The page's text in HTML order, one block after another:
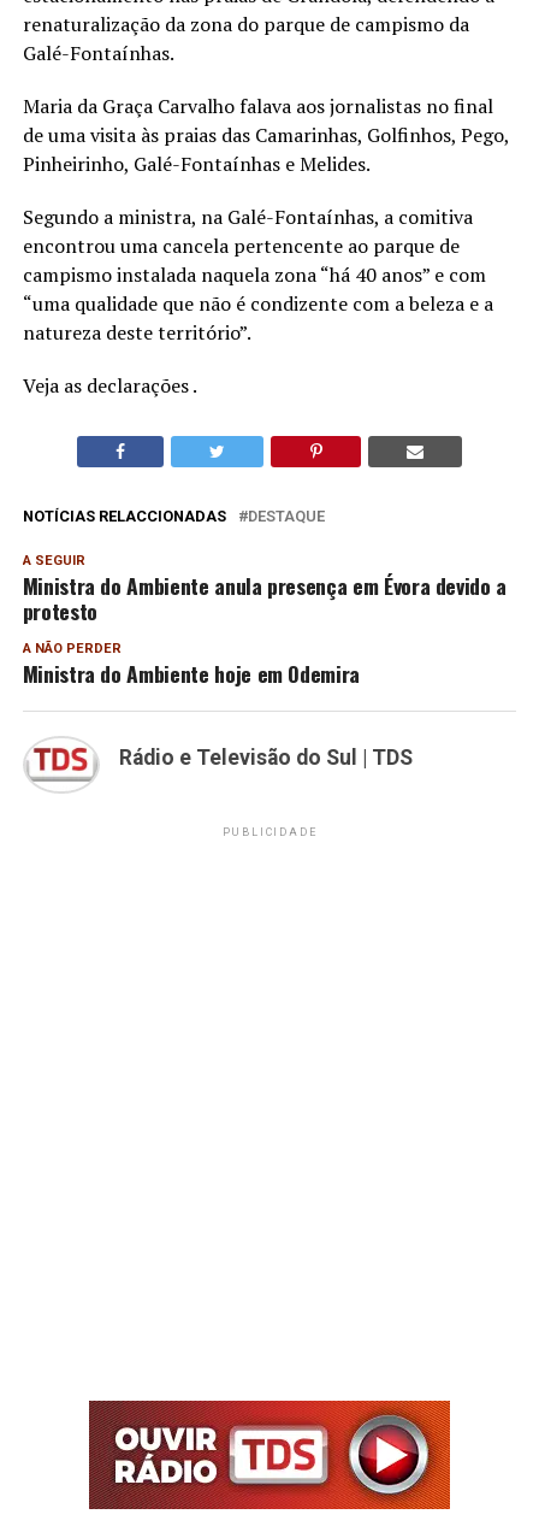
renaturalização da zona do parque de campismo da
Galé-Fontaínhas.
Maria da Graça Carvalho falava aos jornalistas no final
de uma visita às praias das Camarinhas, Golfinhos, Pego,
Pinheirinho, Galé-Fontaínhas e Melides.
Segundo a ministra, na Galé-Fontaínhas, a comitiva
encontrou uma cancela pertencente ao parque de
campismo instalada naquela zona “há 40 anos” e com
“uma qualidade que não é condizente com a beleza e a
natureza deste território”.
Veja as declarações .
NOTÍCIAS RELACCIONADAS DESTAQUE
A SEGUIR
Ministra do Ambiente anula presença em Évora devido a
protesto
A NÃO PERDER
Ministra do Ambiente hoje em Odemira
Rádio e Televisão do Sul | TDS
PUBLICIDADE